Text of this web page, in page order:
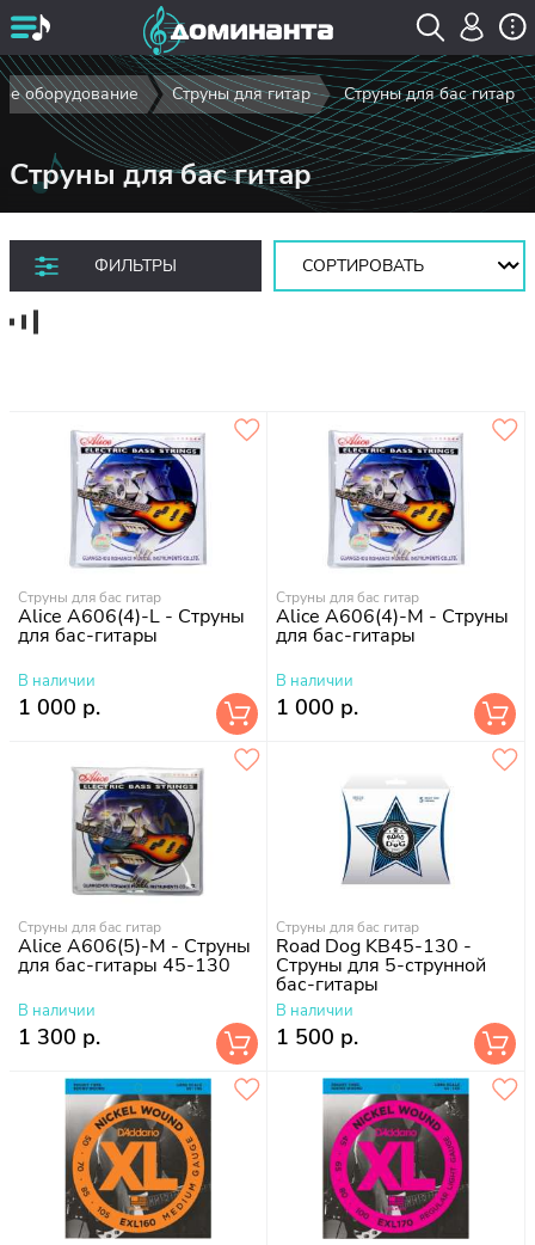
оборудование Струны для гитар Струны для бас гитар
Струны для бас гитар
ФИЛЬТРЫ
Сортировать:
Струны для бас гитар
Alice A606(4)-L - Струны
для бас-гитары
В наличии
1 000 р.
Струны для бас гитар
Alice A606(4)-M - Cтруны
для бас-гитары
В наличии
1 000 р.
Струны для бас гитар
Alice A606(5)-M - Cтруны
для бас-гитары 45-130
В наличии
1 300 р.
Струны для бас гитар
Road Dog KB45-130 -
Струны для 5-струнной
бас-гитары
В наличии
1 500 р.